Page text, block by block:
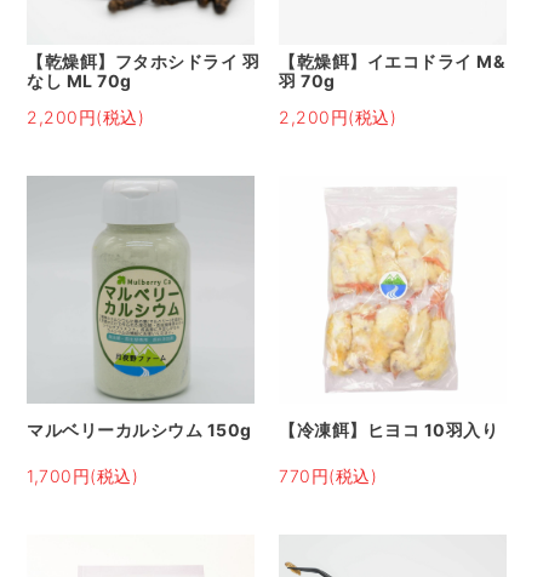
【乾燥餌】フタホシドライ 羽
なし ML 70g
2,200円(税込)
【乾燥餌】イエコドライ M&
羽 70g
2,200円(税込)
マルベリーカルシウム 150g
1,700円(税込)
【冷凍餌】ヒヨコ 10羽入り
770円(税込)